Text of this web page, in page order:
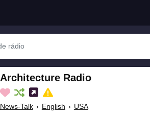
Architecture Radio
News-Talk › English › USA